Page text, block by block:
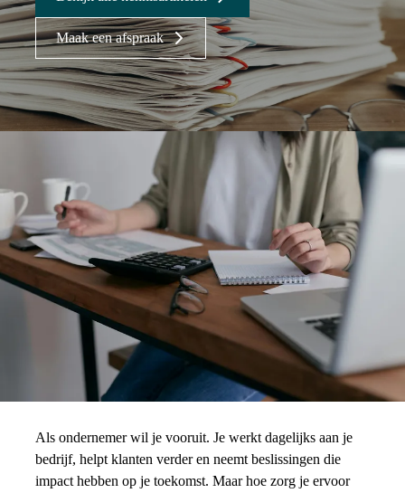
Maak een afspraak
Maak een afspraak
Als ondernemer wil je vooruit. Je werkt dagelijks aan je
bedrijf, helpt klanten verder en neemt beslissingen die
impact hebben op je toekomst. Maar hoe zorg je ervoor